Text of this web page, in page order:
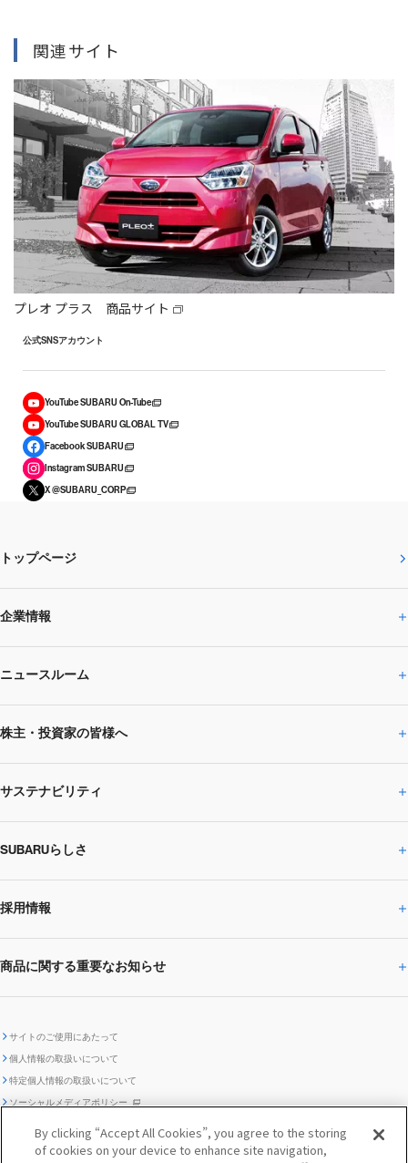
関連サイト
プレオ プラス 商品サイト
公式SNSアカウント
YouTube SUBARU On-Tube
YouTube SUBARU GLOBAL TV
Facebook SUBARU
Instagram SUBARU
X @SUBARU_CORP
トップページ
企業情報
企業情報トップ
SUBARUのありたい姿
SUBARU 2025方針
事業所・関係会社
ニュースルーム
ニュースルームトップ
ニュースリリース
閉じる
株主・投資家の皆様へ
株主・投資家の皆様へトップ
企業・経営
IRライブラリー
株主・投資家サポート
IRカレンダー
ディスクロージャー
ポリシー
サステナビリティ
サステナビリティトップ
CEOサステナビリティ
環境
ガバナンス
編集方針 レポートライブラリー
SUBARUらしさ
SUBARUらしさトップ
SUBARUびと
SUBARUデザイン
「SUBARUらしさ」を
際立たせる技術
『魔改造の夜』特設サイト
採用情報
採用情報トップ
販売会社グループ採用 期間従業員採用
商品に関する重要なお知らせ
SUBARU ハイブリッド車 レスキュ
ー時の取扱い
自動車リサイクル リコール情報
サイトのご使用にあたって
個人情報の取扱いについて
特定個人情報の取扱いについて
ソーシャルメディアポリシー
クッキーポリシー
By clicking “Accept All Cookies”, you agree to the storing
of cookies on your device to enhance site navigation,